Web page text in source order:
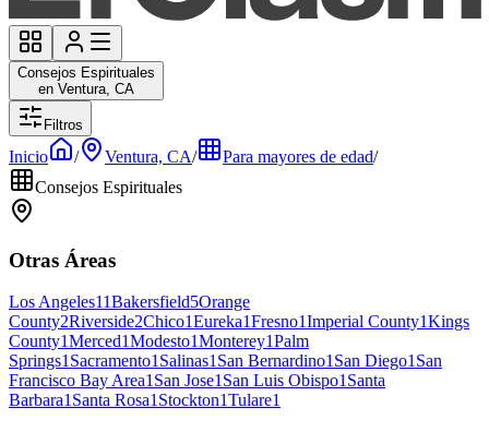
Consejos Espirituales
en Ventura, CA
Filtros
Inicio / Ventura, CA/ Para mayores de edad/
Consejos Espirituales
Otras Áreas
Los Angeles11Bakersfield5Orange
County2Riverside2Chico1Eureka1Fresno1Imperial County1Kings
County1Merced1Modesto1Monterey1Palm
Springs1Sacramento1Salinas1San Bernardino1San Diego1San
Francisco Bay Area1San Jose1San Luis Obispo1Santa
Barbara1Santa Rosa1Stockton1Tulare1